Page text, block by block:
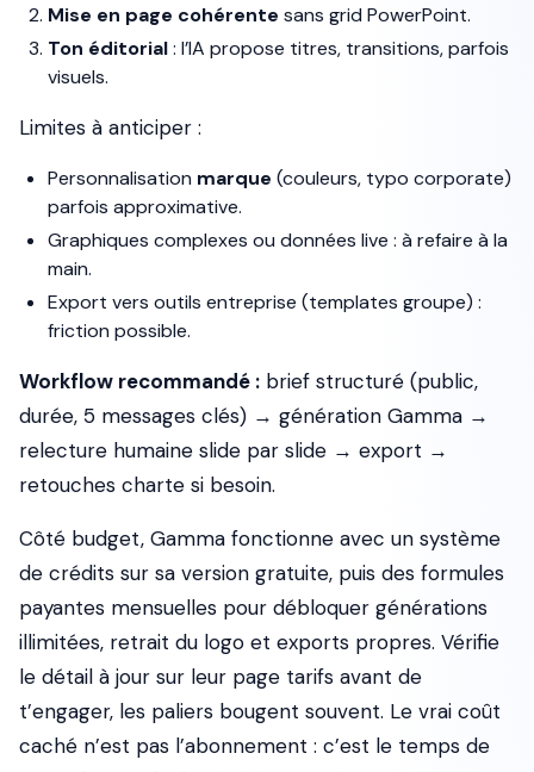
Mise en page cohérente sans grid PowerPoint.
Ton éditorial: l’IA propose titres, transitions, parfois
visuels.
Limites à anticiper :
Personnalisation marque (couleurs, typo corporate)
parfois approximative.
Graphiques complexes ou données live : à refaire à la
main.
Export vers outils entreprise (templates groupe) :
friction possible.
Workflow recommandé : brief structuré (public,
durée, 5 messages clés) → génération Gamma →
relecture humaine slide par slide → export →
retouches charte si besoin.
Côté budget, Gamma fonctionne avec un système
de crédits sur sa version gratuite, puis des formules
payantes mensuelles pour débloquer générations
illimitées, retrait du logo et exports propres. Vérifie
le détail à jour sur leur page tarifs avant de
t’engager, les paliers bougent souvent. Le vrai coût
caché n’est pas l’abonnement : c’est le temps de